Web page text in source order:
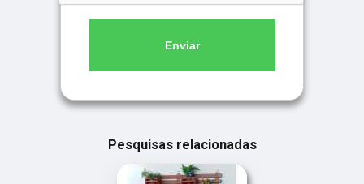
Enviar
Pesquisas relacionadas